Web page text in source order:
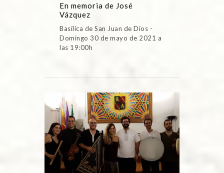
En memoria de José
Vázquez
Basílica de San Juan de Dios -
Domingo 30 de mayo de 2021 a
las 19:00h